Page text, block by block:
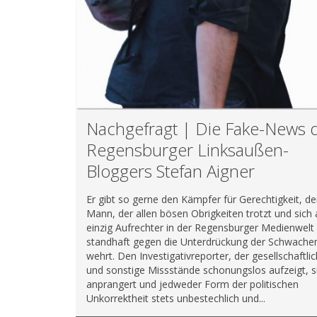
Nachgefragt | Die Fake-News
Regensburger Linksaußen-
Bloggers Stefan Aigner
Er gibt so gerne den Kämpfer für Gerechtigkeit,
Mann, der allen bösen Obrigkeiten trotzt und sich
einzig Aufrechter in der Regensburger Medienwelt
standhaft gegen die Unterdrückung der
wehrt. Den Investigativreporter, der
und sonstige Missstände schonungslos aufzeigt,
anprangert und jedweder Form der politischen
Unkorrektheit stets unbestechlich und...